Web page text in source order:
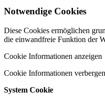
Notwendige Cookies
Diese Cookies ermöglichen
die einwandfreie Funktion der
Cookie Informationen anzeigen
Cookie Informationen verbergen
System Cookie